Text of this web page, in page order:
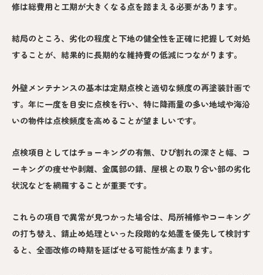
修は総費用と工期が大きくなる点を踏まえる必要があります。
結局のところ、劣化の程度と下地の健全性を正確に把握して対処
することが、結果的に長期的な維持費の低減につながります。
外壁メンテナンスの基本は定期点検と適切な頻度の再塗装計画で
す。年に一度を目安に点検を行い、特に降雨量の多い地域や海沿
いの物件は点検頻度を高めることが望ましいです。
点検項目としてはチョーキングの有無、ひび割れの深さと幅、コ
ーキングの痩せや剥離、金属部の錆、屋根との取り合い部の劣化
状況などを網羅することが重要です。
これらの項目で異常が見つかった場合は、局所補修やコーキング
の打ち替え、錆止め処理といった段階的な処置を優先して検討す
ると、全面改修の時期を延ばせる可能性が高まります。